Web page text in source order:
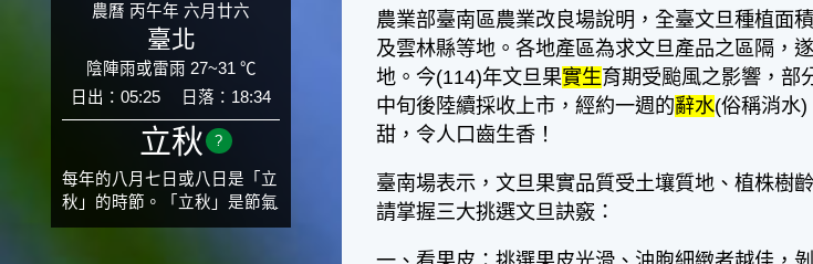
農曆 丙午年 六月廿六
臺北
陰陣雨或雷雨 27~31 ℃
日出：05:25
日落：18:34
立秋 ?
每年的八月七日或八日是「立
秋」的時節。「立秋」是節氣
邁入秋涼的先聲，表示酷熱難
農業部臺南區農業改良場說明，全臺文旦種植面
及雲林縣等地。各地產區為求文旦產品之區隔，
地。今(114)年文旦果實生育期受颱風之影響，部
中旬後陸續採收上市，經約一週的辭水(俗稱消水
甜，令人口齒生香！
臺南場表示，文旦果實品質受土壤質地、植株樹
請掌握三大挑選文旦訣竅：